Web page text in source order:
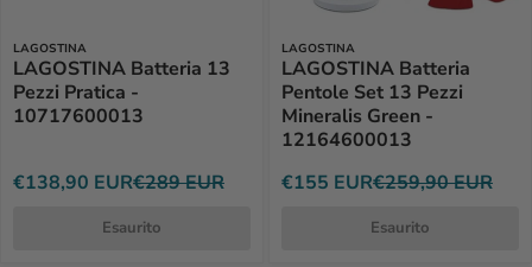
LAGOSTINA
LAGOSTINA Batteria 13
Pezzi Pratica -
10717600013
€138,90 EUR€289 EUR
Esaurito
LAGOSTINA
LAGOSTINA Batteria
Pentole Set 13 Pezzi
Mineralis Green -
12164600013
€155 EUR€259,90 EUR
Esaurito